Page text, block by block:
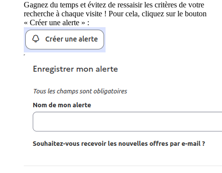
Gagnez du temps et évitez de ressaisir les critères de votre
recherche à chaque visite ! Pour cela, cliquez sur le bouton
« Créer une alerte » :